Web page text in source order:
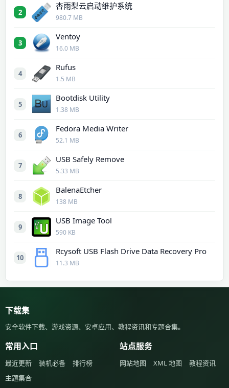
2
杏雨梨云启动维护系统
980.7 MB
3
Ventoy
16.0 MB
4
Rufus
1.5 MB
5
Bootdisk Utility
1.38 MB
6
Fedora Media Writer
52.1 MB
7
USB Safely Remove
5.33 MB
8
BalenaEtcher
138 MB
9
USB Image Tool
590 KB
10
Rcysoft USB Flash Drive Data Recovery Pro
11.3 MB
下载集
安全软件下载、游戏资源、安卓应用、教程资讯和专题合集。
常用入口
最近更新 装机必备
排行榜
主题集合
站点服务
网站地图 XML 地图 教程资讯